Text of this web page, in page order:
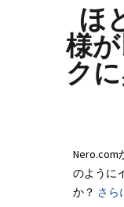
ほ
様
ク
Nero.com
のように
か？ さら